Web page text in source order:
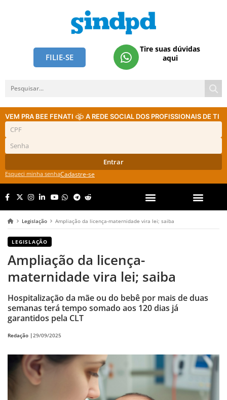
FILIE-SE
Tire suas dúvidas
aqui
VEM PRA BEE FENATI A REDE SOCIAL DOS PROFISSIONAIS DE TI
Entrar
Esqueci minha senhaCadastre-se
Legislação Ampliação da licença-maternidade vira lei; saiba
LEGISLAÇÃO
Ampliação da licença-
maternidade vira lei; saiba
Hospitalização da mãe ou do bebê por mais de duas
semanas terá tempo somado aos 120 dias já
garantidos pela CLT
Redação |29/09/2025